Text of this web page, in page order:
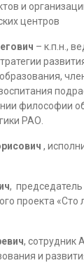
и
центров
– к.п.н.,
философии
РАО.
,
,
проекта «Сто
, сотрудник
и